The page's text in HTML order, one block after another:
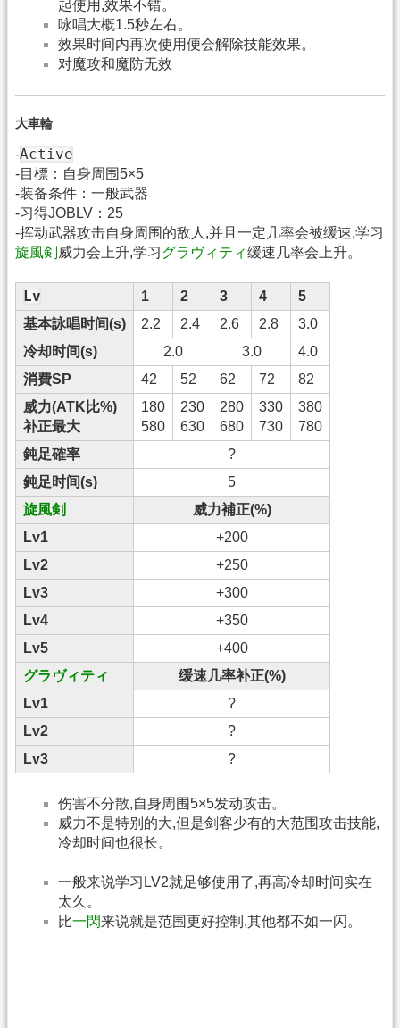
起使用,效果不错。
咏唱大概1.5秒左右。
效果时间内再次使用便会解除技能效果。
对魔攻和魔防无效
大車輪
-Active
-目標：自身周围5×5
-装备条件：一般武器
-习得JOBLV：25
-挥动武器攻击自身周围的敌人,并且一定几率会被缓速,学习
旋風剣 威力会上升,学习グラヴィティ缓速几率会上升。
Lv 1 2 3 4
5
基本詠唱时间(s)
2.2 2.4 2.6 2.8
3.0
冷却时间(s)
2.0 3.0
4.0
消費SP
42 52 62 72
82
威力(ATK比%)
补正最大
180
580
230
630
280
680
330
730
380
780
鈍足確率
?
鈍足时间(s)
5
旋風剣
威力補正(%)
Lv1
+200
Lv2
+250
Lv3
+300
Lv4
+350
Lv5
+400
グラヴィティ
缓速几率补正(%)
Lv1
?
Lv2
?
Lv3
?
伤害不分散,自身周围5×5发动攻击。
威力不是特别的大,但是剑客少有的大范围攻击技能,
冷却时间也很长。
一般来说学习LV2就足够使用了,再高冷却时间实在
太久。
比一閃来说就是范围更好控制,其他都不如一闪。